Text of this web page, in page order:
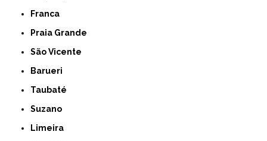
Franca
Praia Grande
São Vicente
Barueri
Taubaté
Suzano
Limeira